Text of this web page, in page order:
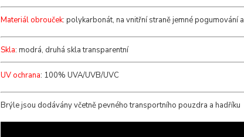
Materiál obrouček: polykarbonát, na vnitřní straně jemné pogumování
Skla: modrá, druhá skla transparentní
UV ochrana: 100% UVA/UVB/UVC
Brýle jsou dodávány včetně pevného transportního pouzdra a hadříku